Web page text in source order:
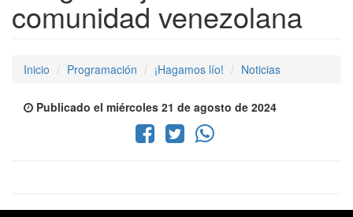
comunidad venezolana
Inicio Programación ¡Hagamos lío! Noticias
Publicado el miércoles 21 de agosto de 2024